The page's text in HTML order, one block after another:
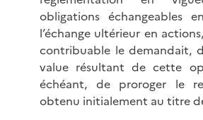
obligations échangeables
l’échange ultérieur en
contribuable le demandait,
value résultant de cette
échéant, de proroger le
obtenu initialement au titre